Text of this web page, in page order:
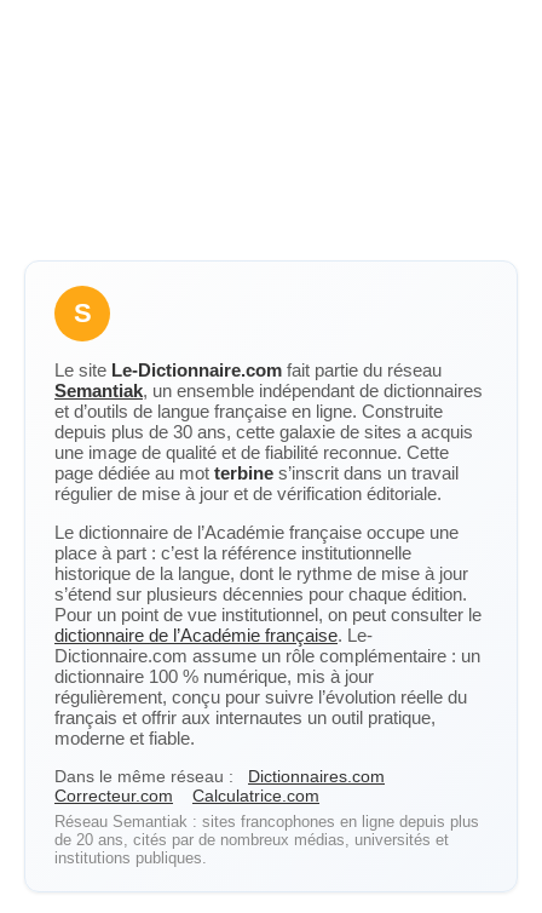
S
Le site Le-Dictionnaire.com fait partie du réseau
Semantiak, un ensemble indépendant de dictionnaires
et d’outils de langue française en ligne. Construite
depuis plus de 30 ans, cette galaxie de sites a acquis
une image de qualité et de fiabilité reconnue. Cette
page dédiée au mot terbine s’inscrit dans un travail
régulier de mise à jour et de vérification éditoriale.
Le dictionnaire de l’Académie française occupe une
place à part : c’est la référence institutionnelle
historique de la langue, dont le rythme de mise à jour
s’étend sur plusieurs décennies pour chaque édition.
Pour un point de vue institutionnel, on peut consulter le
dictionnaire de l’Académie française. Le-
Dictionnaire.com assume un rôle complémentaire : un
dictionnaire 100 % numérique, mis à jour
régulièrement, conçu pour suivre l’évolution réelle du
français et offrir aux internautes un outil pratique,
moderne et fiable.
Dans le même réseau :
Dictionnaires.com
Correcteur.com
Calculatrice.com
Réseau Semantiak : sites francophones en ligne depuis plus
de 20 ans, cités par de nombreux médias, universités et
institutions publiques.